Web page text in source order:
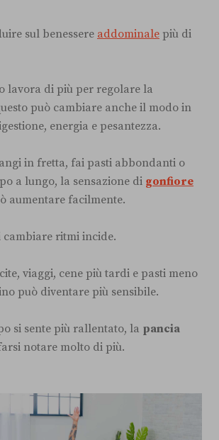
sul benessere addominale più di
lavora di più per regolare la
può cambiare anche il modo in
energia e pesantezza.
in fretta, fai pasti abbondanti o
a lungo, la sensazione di gonfiore
aumentare facilmente.
ritmi incide.
viaggi, cene più tardi e pasti meno
può diventare più sensibile.
si sente più rallentato, la pancia
notare molto di più.